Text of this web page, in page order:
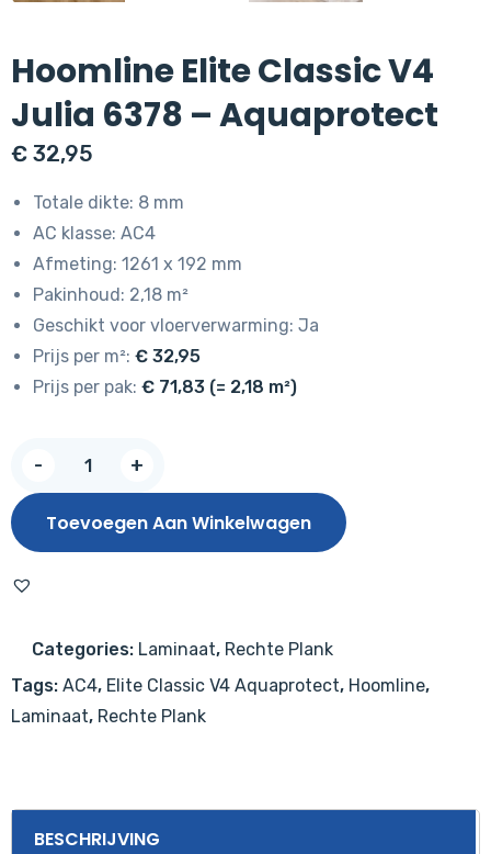
Hoomline Elite Classic V4
Julia 6378 – Aquaprotect
€ 32,95
Totale dikte: 8 mm
AC klasse: AC4
Afmeting: 1261 x 192 mm
Pakinhoud: 2,18 m²
Geschikt voor vloerverwarming: Ja
Prijs per m²: € 32,95
Prijs per pak: € 71,83 (= 2,18 m²)
-
Classic
V4
Julia
aantal
+
Toevoegen Aan Winkelwagen
Categories: Laminaat, Rechte Plank
Tags: AC4, Elite Classic V4 Aquaprotect, Hoomline,
Laminaat, Rechte Plank
BESCHRIJVING